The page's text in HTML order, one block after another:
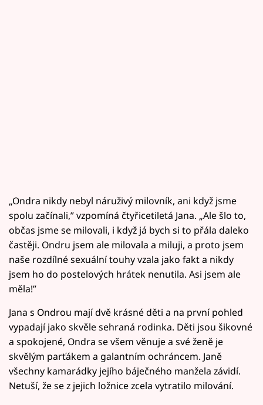
„Ondra nikdy nebyl náruživý milovník, ani když jsme
spolu začínali,” vzpomíná čtyřicetiletá Jana. „Ale šlo to,
občas jsme se milovali, i když já bych si to přála daleko
častěji. Ondru jsem ale milovala a miluji, a proto jsem
naše rozdílné sexuální touhy vzala jako fakt a nikdy
jsem ho do postelových hrátek nenutila. Asi jsem ale
měla!”
Jana s Ondrou mají dvě krásné děti a na první pohled
vypadají jako skvěle sehraná rodinka. Děti jsou šikovné
a spokojené, Ondra se všem věnuje a své ženě je
skvělým parťákem a galantním ochráncem. Janě
všechny kamarádky jejího báječného manžela závidí.
Netuší, že se z jejich ložnice zcela vytratilo milování.